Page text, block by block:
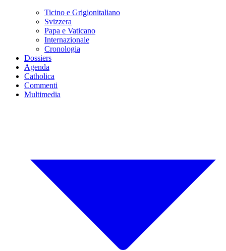
Ticino e Grigionitaliano
Svizzera
Papa e Vaticano
Internazionale
Cronologia
Dossiers
Agenda
Catholica
Commenti
Multimedia